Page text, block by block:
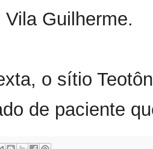
Guilherme.
o sítio
de paciente